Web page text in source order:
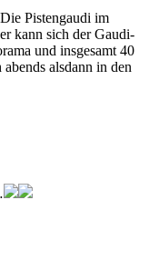
Pistengaudi im
kann sich der Gaudi-
und insgesamt 40
alsdann in den